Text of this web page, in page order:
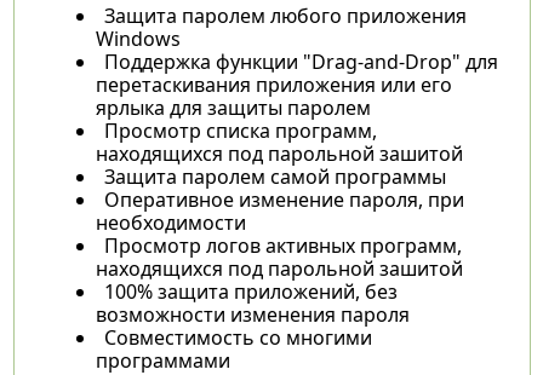
Защита паролем любого приложения
Windows
Поддержка функции "Drag-and-Drop" для
перетаскивания приложения или его
ярлыка для защиты паролем
Просмотр списка программ,
находящихся под парольной зашитой
Защита паролем самой программы
Оперативное изменение пароля, при
необходимости
Просмотр логов активных программ,
находящихся под парольной зашитой
100% защита приложений, без
возможности изменения пароля
Совместимость со многими
программами